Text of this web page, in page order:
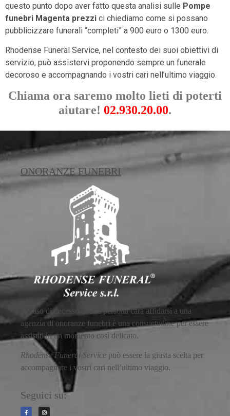
questo punto dopo aver fatto questa analisi sulle Pompe
funebri Magenta prezzi ci chiediamo come si possano
pubblicizzare funerali “completi” a 900 euro o 1300 euro.
Rhodense Funeral Service, nel contesto dei suoi obiettivi di
servizio, può assistervi proponendo sempre un funerale
decoroso e accompagnando i vostri cari nell’ultimo viaggio.
Chiama ora saremo molto lieti di poterti
aiutare! 02.930.20.00.
ONORANZE FUNEBRI
In caso di decesso di una persona cara affidarsi a una
agenzia di onoranze funebri è una consuetudine per essere
assistiti in un momento così delicato.
Rhodense Funeral Service può essere la giusta scelta per
accompagnare i vostri cari nell’ultimo viaggio.
Seguici su: